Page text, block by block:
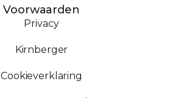
Voorwaarden
Privacy
Kirnberger
Cookieverklaring